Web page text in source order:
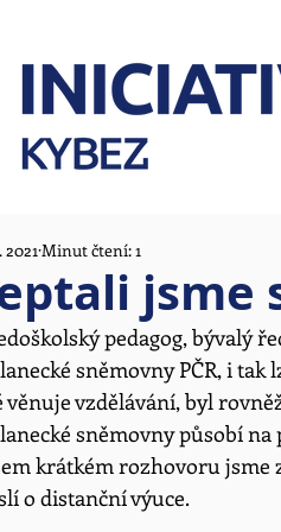
jsme
2021Minut čtení: 1
pedagog, bývalý
sněmovny PČR, i
věnuje vzdělávání, byl
sněmovny působí
krátkém rozhovoru jsme
o distanční výuce.